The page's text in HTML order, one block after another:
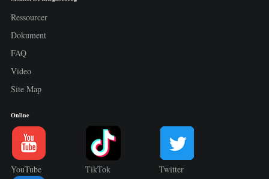
Ressourcer
Dokument
FAQ
Video
Site Map
Online
YouTube TikTok Twitter